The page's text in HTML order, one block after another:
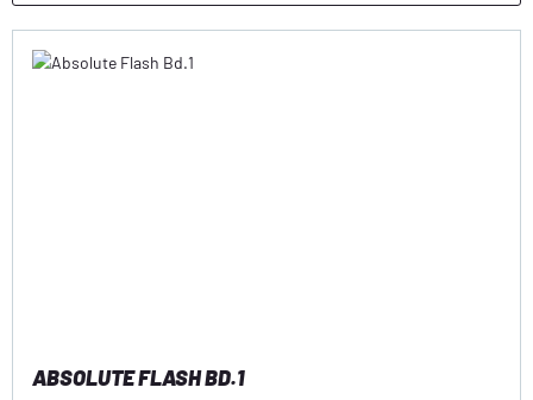
ABSOLUTE FLASH BD.1